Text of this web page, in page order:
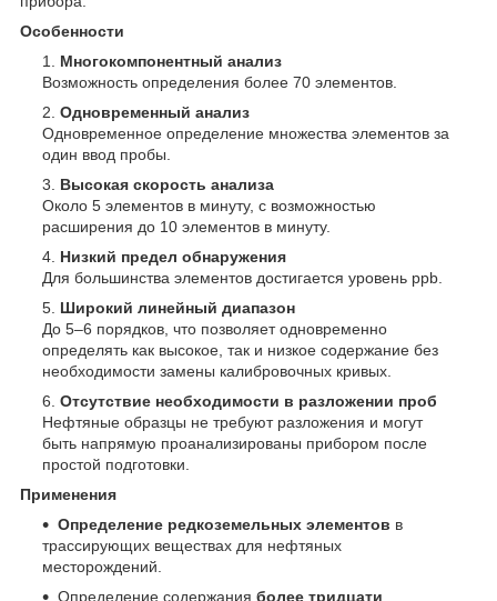
Особенности
Многокомпонентный анализ
Возможность определения более 70 элементов.
Одновременный анализ
Одновременное определение множества элементов за
один ввод пробы.
Высокая скорость анализа
Около 5 элементов в минуту, с возможностью
расширения до 10 элементов в минуту.
Низкий предел обнаружения
Для большинства элементов достигается уровень ppb.
Широкий линейный диапазон
До 5–6 порядков, что позволяет одновременно
определять как высокое, так и низкое содержание без
необходимости замены калибровочных кривых.
Отсутствие необходимости в разложении проб
Нефтяные образцы не требуют разложения и могут
быть напрямую проанализированы прибором после
простой подготовки.
Применения
Определение редкоземельных элементов в
трассирующих веществах для нефтяных
месторождений.
Определение содержания более тридцати